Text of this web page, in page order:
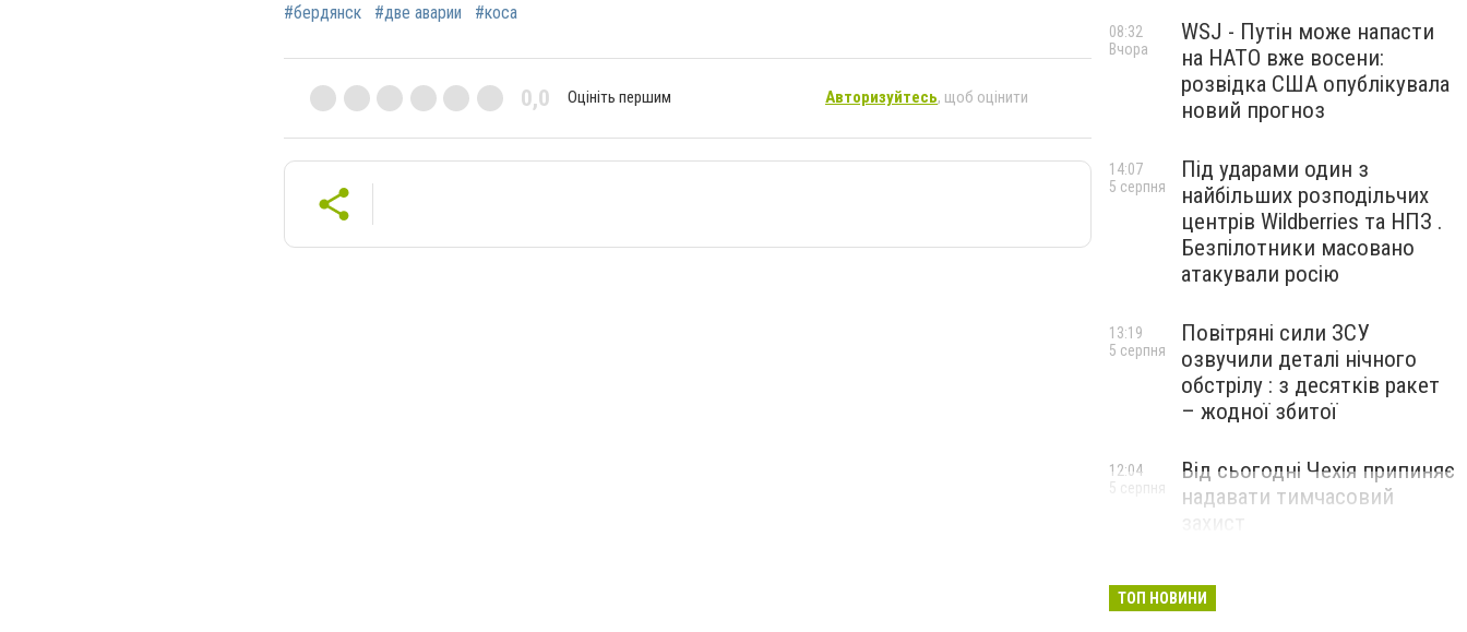
#бердянск #две аварии #коса
0,0 Оцініть першим Авторизуйтесь, щоб оцінити
WSJ - Путін може напасти
на НАТО вже восени:
розвідка США опублікувала
новий прогноз
08:32
Вчора
Під ударами один з
найбільших розподільчих
центрів Wildberries та НПЗ .
Безпілотники масовано
атакували росію
14:07
5 серпня
Повітряні сили ЗСУ
озвучили деталі нічного
обстрілу : з десятків ракет
– жодної збитої
13:19
5 серпня
Від сьогодні Чехія припиняє
надавати тимчасовий
12:04
5 серпня
ТОП НОВИНИ